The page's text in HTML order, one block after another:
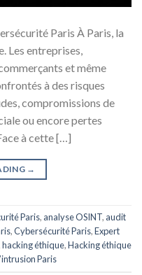
Paris À Paris, la
Les entreprises,
et même
à des risques
compromissions de
ou encore pertes
à cette […]
→
Paris, analyse OSINT, audit
,Cybersécurité Paris,Expert
hacking éthique,Hacking éthique
Paris